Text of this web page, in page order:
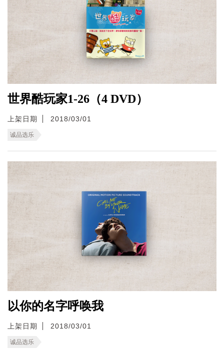
世界酷玩家1-26（4 DVD）
上架日期 2018/03/01
诚品选乐
以你的名字呼唤我
上架日期 2018/03/01
诚品选乐